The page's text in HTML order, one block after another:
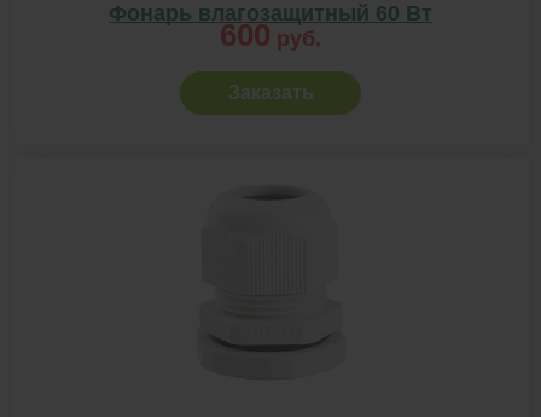
Фонарь влагозащитный 60 Вт
600 руб.
Заказать